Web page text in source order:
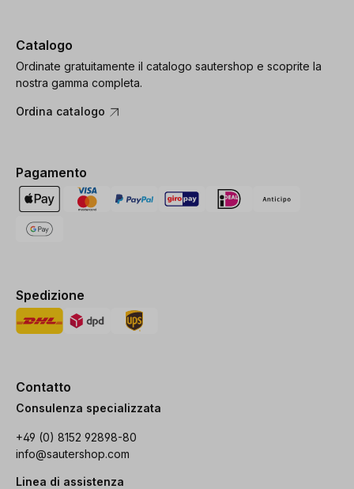
Catalogo
Ordinate gratuitamente il catalogo sautershop e scoprite la
nostra gamma completa.
Ordina catalogo
Pagamento
Spedizione
Contatto
Consulenza specializzata
+49 (0) 8152 92898-80
info@sautershop.com
Linea di assistenza